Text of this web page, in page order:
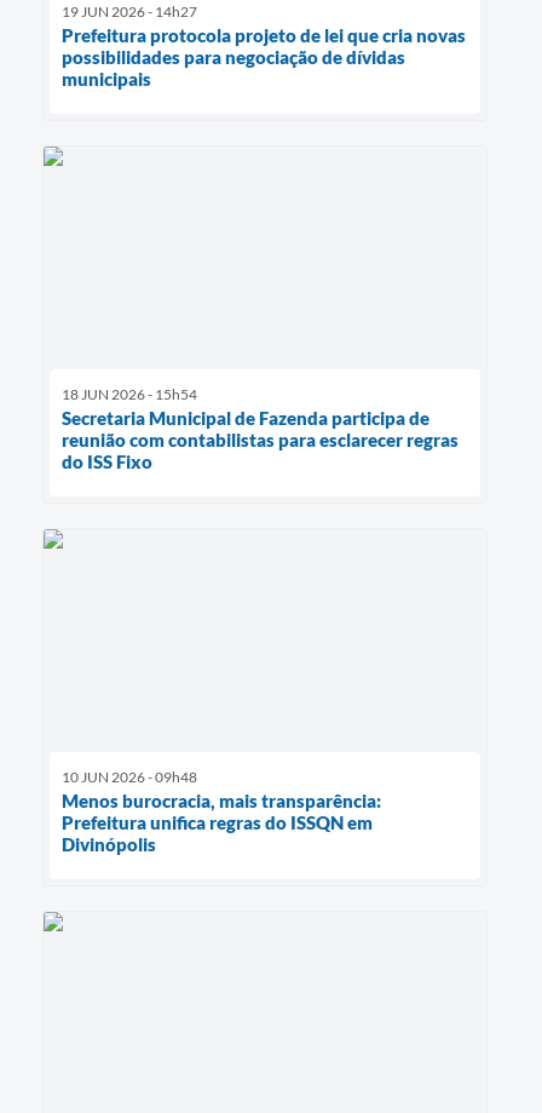
19 JUN 2026 - 14h27
Prefeitura protocola projeto de lei que cria novas
possibilidades para negociação de dívidas
municipais
18 JUN 2026 - 15h54
Secretaria Municipal de Fazenda participa de
reunião com contabilistas para esclarecer regras
do ISS Fixo
10 JUN 2026 - 09h48
Menos burocracia, mais transparência:
Prefeitura unifica regras do ISSQN em
Divinópolis